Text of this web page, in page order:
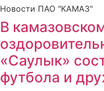
Новости ПАО "КАМАЗ"
В
«Саулык»
футбола и